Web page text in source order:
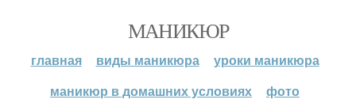
МАНИКЮР
главная виды маникюра
уроки маникюра
маникюр в домашних условиях
фото